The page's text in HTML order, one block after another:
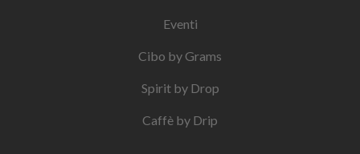
Eventi
Cibo by Grams
Spirit by Drop
Caffè by Drip